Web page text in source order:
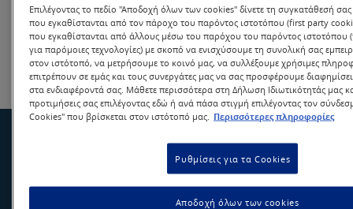
επικοινωνήσουμε μαζί σου το
συντομότερο δυνατό.
HomeΕυχαριστούμε για την επικοινωνία
Επιλέγοντας το πεδίο "Αποδοχή όλων των cookies" δίνετε τη συγκατάθεσή
που εγκαθίστανται από τον πάροχο του παρόντος ιστοτόπου (first party
που εγκαθίστανται από άλλους μέσω του παρόχου του παρόντος ιστοτόπου
για παρόμοιες τεχνολογίες) με σκοπό να ενισχύσουμε τη συνολική σας
στον ιστότοπό, να μετρήσουμε το κοινό μας, να συλλέξουμε χρήσιμες
επιτρέπουν σε εμάς και τους συνεργάτες μας να σας προσφέρουμε
στα ενδιαφέροντά σας. Μάθετε περισσότερα στη Δήλωση Ιδιωτικότητάς μας και
προτιμήσεις σας επιλέγοντας εδώ ή ανά πάσα στιγμή επιλέγοντας τον
Cookies" που βρίσκεται στον ιστότοπό μας. Περισσότερες πληροφορίες
Ρυθμίσεις για τα Cookies
Αποδοχή όλων των cookies